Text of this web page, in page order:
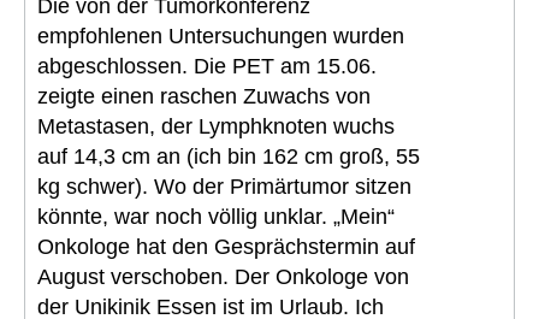
Die von der Tumorkonferenz
empfohlenen Untersuchungen wurden
abgeschlossen. Die PET am 15.06.
zeigte einen raschen Zuwachs von
Metastasen, der Lymphknoten wuchs
auf 14,3 cm an (ich bin 162 cm groß, 55
kg schwer). Wo der Primärtumor sitzen
könnte, war noch völlig unklar. „Mein“
Onkologe hat den Gesprächstermin auf
August verschoben. Der Onkologe von
der Unikinik Essen ist im Urlaub. Ich